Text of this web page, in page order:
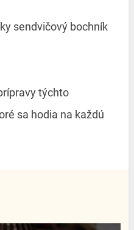
sendvičový bochník
týchto
sa hodia na každú